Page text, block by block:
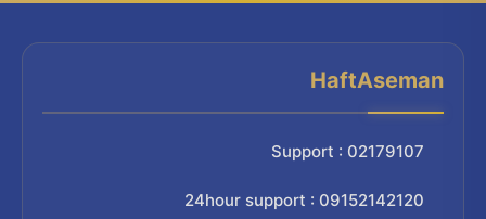
HaftAseman
Support : 02179107
24hour support : 09152142120